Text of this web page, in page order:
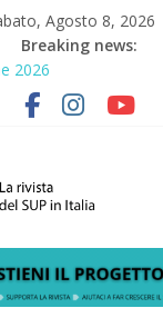
Agosto 8, 2026
Breaking news:
2026
storica gara per
sul lungomare di
di soccorso con
la regata solidale per